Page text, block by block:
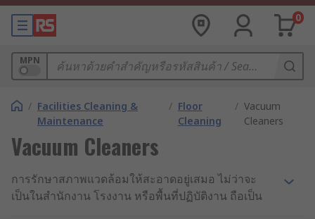
0
MPN
/ Facilities Cleaning &
Maintenance
/ Floor
Cleaning
/ Vacuum
Cleaners
Vacuum Cleaners
การรักษาสภาพแวดล้อมให้สะอาดอยู่เสมอ ไม่ว่าจะ
เป็นในสำนักงาน โรงงาน หรือพื้นที่ปฏิบัติงาน ถือเป็น